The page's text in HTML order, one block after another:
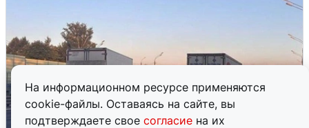
На информационном ресурсе применяются
cookie-файлы. Оставаясь на сайте, вы
подтверждаете свое согласие на их